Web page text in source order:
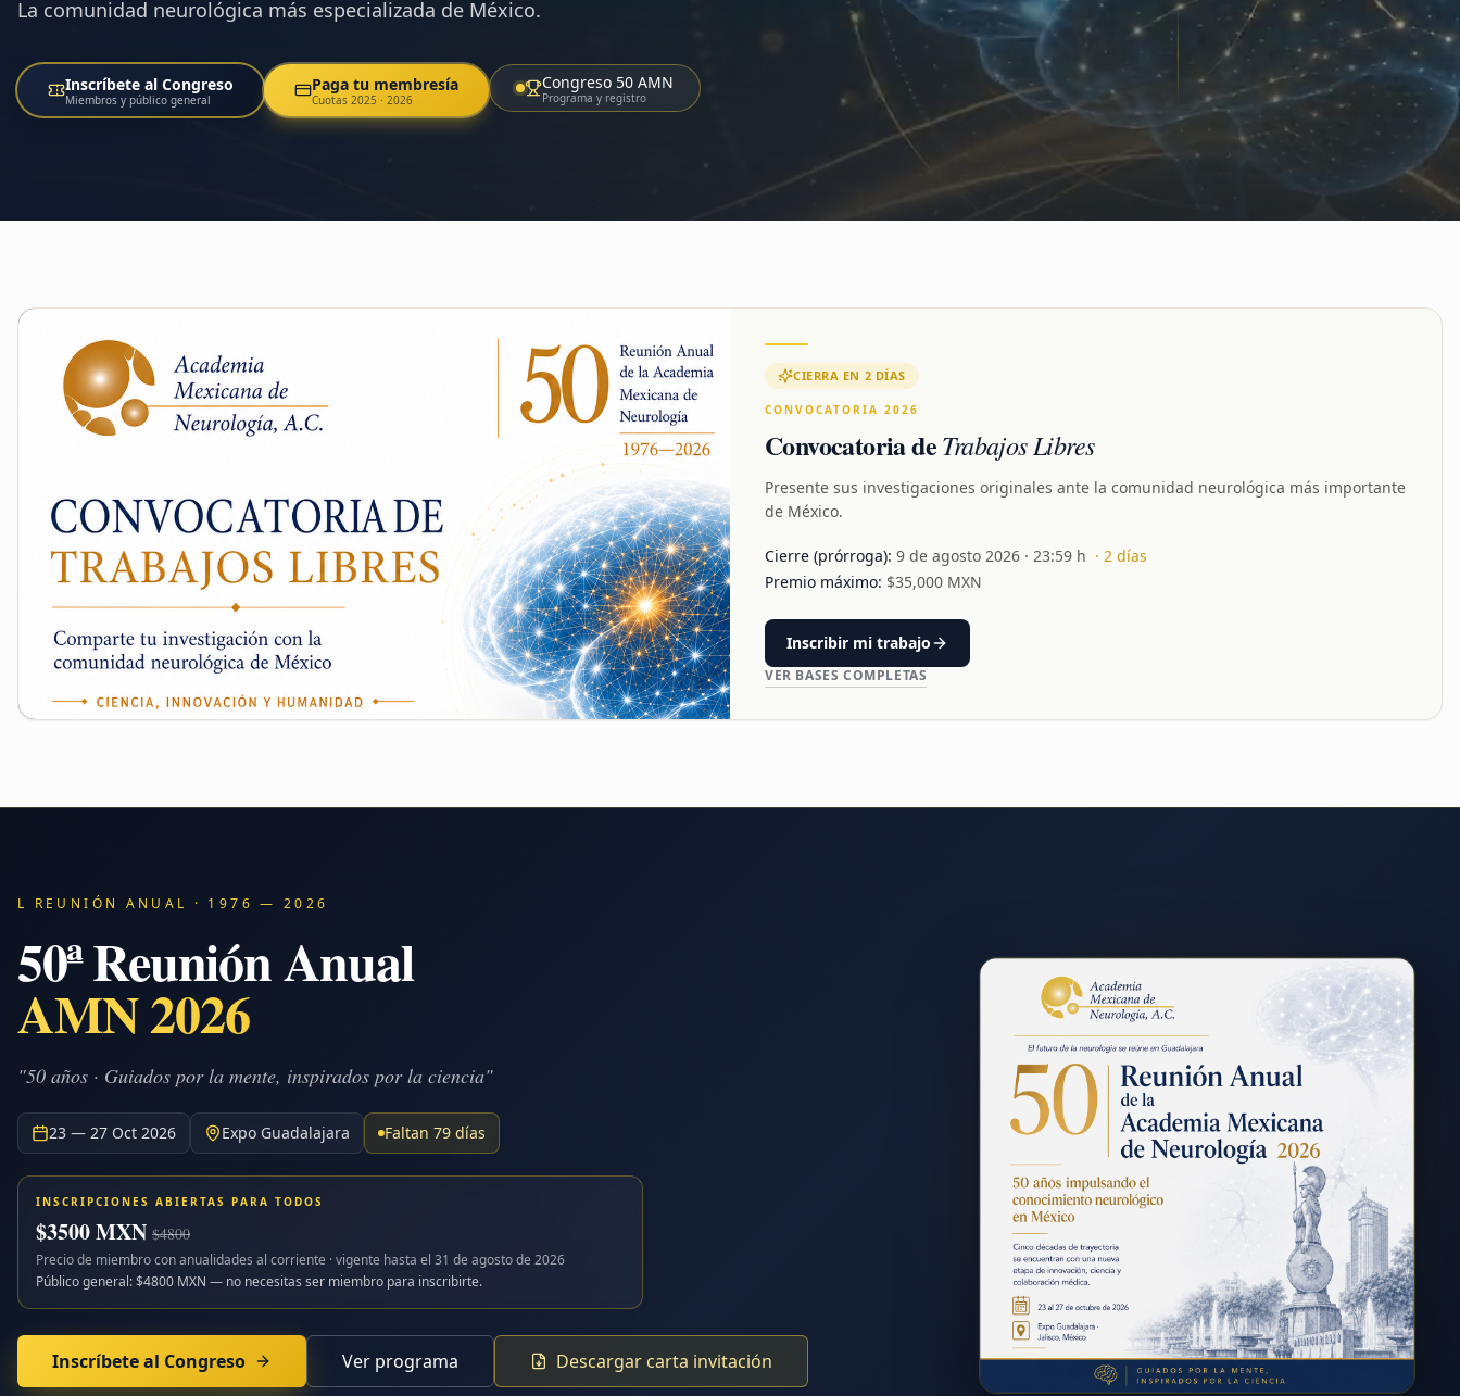
La comunidad neurológica más especializada de México.
Inscríbete al Congreso
Miembros y público general
Paga tu membresía
Cuotas 2025 · 2026
Congreso 50 AMN
Programa y registro
CIERRA EN 2 DÍAS
CONVOCATORIA 2026
Convocatoria deTrabajos Libres
Presente sus investigaciones originales ante la comunidad neurológica más importante
de México.
Cierre (prórroga): 9 de agosto 2026 · 23:59 h · 2 días
Premio máximo: $35,000 MXN
Inscribir mi trabajo
VER BASES COMPLETAS
L REUNIÓN ANUAL · 1976 — 2026
50ª Reunión Anual
AMN 2026
"50 años · Guiados por la mente, inspirados por la ciencia"
23 — 27 Oct 2026 Expo Guadalajara Faltan 79 días
INSCRIPCIONES ABIERTAS PARA TODOS
$3500MXN $4800
Precio de miembro con anualidades al corriente · vigente hasta el 31 de agosto de 2026
Público general: $4800 MXN — no necesitas ser miembro para inscribirte.
Inscríbete al Congreso Ver programa Descargar carta invitación